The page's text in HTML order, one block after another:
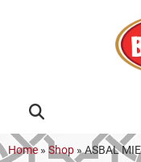
Home » Shop »ASBAL